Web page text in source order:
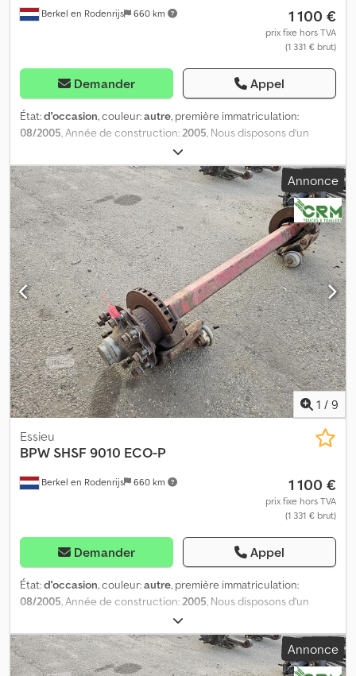
Berkel en Rodenrijs 660 km 1 100 €
prix fixe hors TVA
(1 331 € brut)
Demander Appel
État:d'occasion, couleur:autre, première immatriculation:
08/2005, Année de construction:2005, Nous disposons d’un
stock de plus de 100 essieux. N’hésitez pas à nous contacter si
vous ne trouvez pas ce que vous cherchez. = Pour plus
d’informations = Dkedpfx Ahszrtiajyor Numéro de série :
27.48.613.004
Annonce
1 / 9
Berkel en Rodenrijs 660 km
Essieu
BPW SHSF 9010 ECO-P
1 100 €
prix fixe hors TVA
(1 331 € brut)
Demander Appel
État:d'occasion, couleur:autre, première immatriculation:
08/2005, Année de construction:2005, Nous disposons d’un
stock de plus de 100 essieux. N’hésitez pas à nous contacter si
vous ne trouvez pas ce que vous recherchez. = Plus
d’informations = Numéro de série : SHSF 9010 ECO-P Dkodpezrtg
Sjfx Ahyer
Annonce